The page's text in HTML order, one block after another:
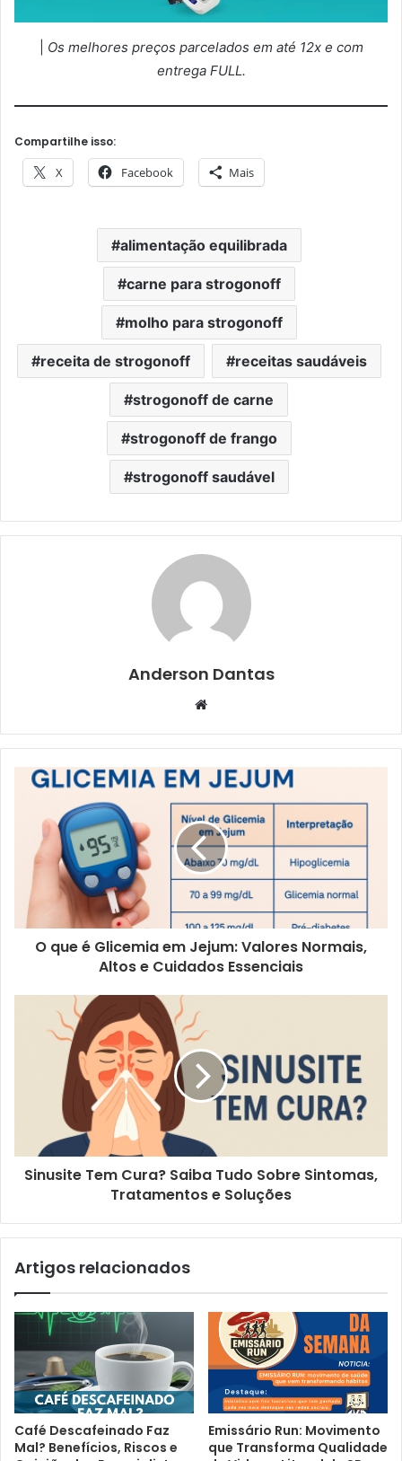
Os melhores preços parcelados em até 12x e com
entrega FULL.
Compartilhe isso:
X Facebook Mais
alimentação equilibrada
carne para strogonoff
molho para strogonoff
receita de strogonoff receitas saudáveis
strogonoff de carne
strogonoff de frango
strogonoff saudável
Anderson Dantas
Website
O que é Glicemia em Jejum: Valores Normais,
Altos e Cuidados Essenciais
Sinusite Tem Cura? Saiba Tudo Sobre Sintomas,
Tratamentos e Soluções
Artigos relacionados
Café Descafeinado Faz
Mal? Benefícios, Riscos e
Emissário Run: Movimento
que Transforma Qualidade